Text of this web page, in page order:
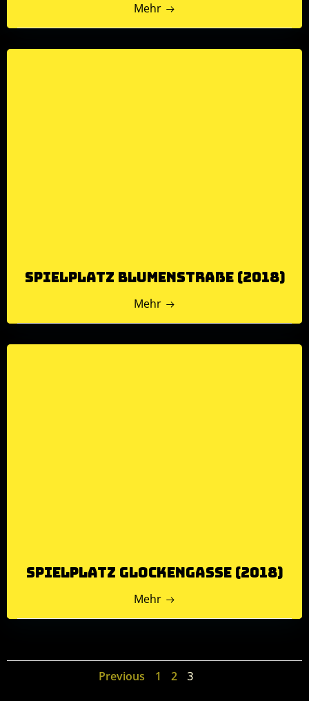
Mehr
Spielplatz Blumenstraße (2018)
Mehr
Spielplatz Glockengasse (2018)
Mehr
Posts
Previous
Posts
Page
1 Page
2 Page
3